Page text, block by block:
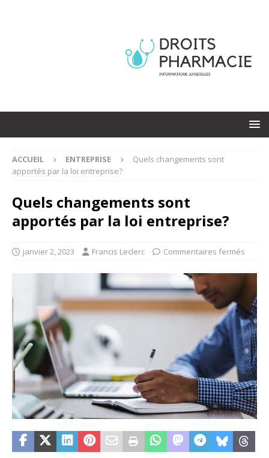
ACCUEIL ENTREPRISE
Quels changements sont
apportés par la loi entreprise?
Quels changements sont
apportés par la loi entreprise?
janvier 2, 2023 Francis Leclerc Commentaires fermés